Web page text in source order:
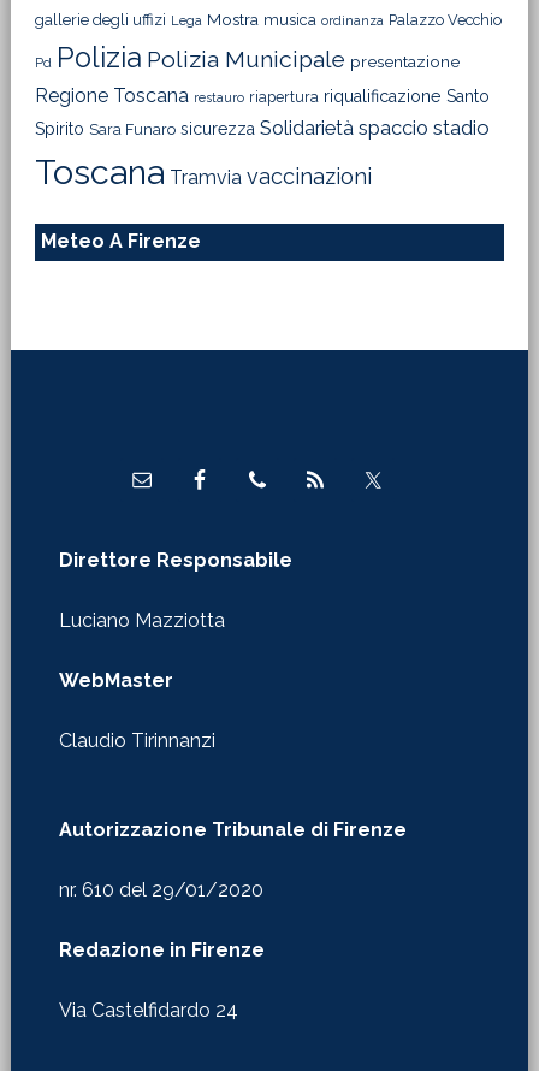
gallerie degli uffizi Lega Mostra musica ordinanza Palazzo Vecchio
Pd Polizia Polizia Municipale presentazione
Regione Toscana restauro riapertura riqualificazione Santo
Spirito Sara Funaro sicurezza Solidarietà spaccio stadio
Toscana Tramvia vaccinazioni
Meteo A Firenze
Direttore Responsabile
Luciano Mazziotta
WebMaster
Claudio Tirinnanzi
Autorizzazione Tribunale di Firenze
nr. 610 del 29/01/2020
Redazione in Firenze
Via Castelfidardo 24